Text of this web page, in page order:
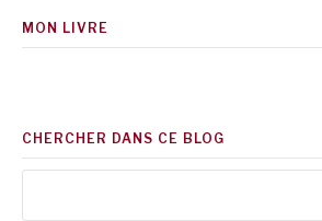
MON LIVRE
CHERCHER DANS CE BLOG